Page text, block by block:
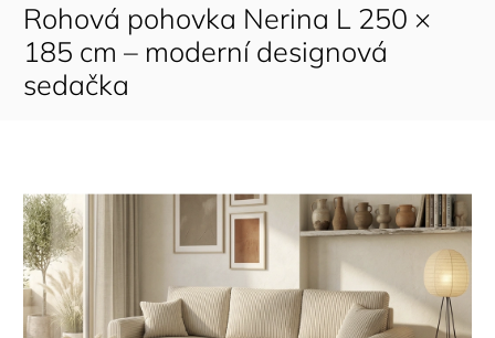
Rohová pohovka Nerina L 250 ×
185 cm – moderní designová
sedačka